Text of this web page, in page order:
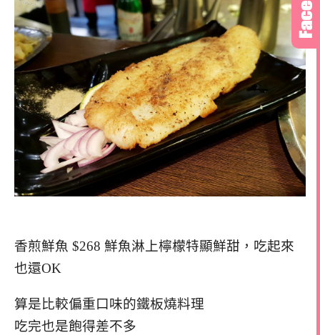
香煎鮮魚 $268 鮮魚淋上檸檬特顯鮮甜，吃起來
也還OK
算是比較偏重口味的鐵板燒料理
吃完也是飽得差不多